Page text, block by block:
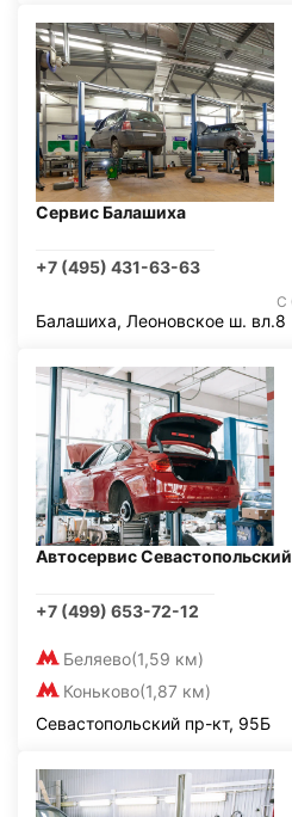
Сервис Балашиха
+7 (495) 431-63-63
С
Балашиха, Леоновское ш. вл.8
Автосервис Севастопольский
+7 (499) 653-72-12
Беляево(1,59 км)
Коньково(1,87 км)
Севастопольский пр-кт, 95Б